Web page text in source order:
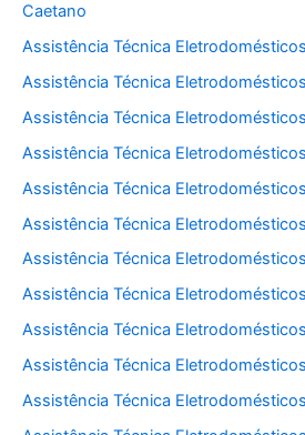
Caetano
Assistência Técnica
Assistência Técnica
Assistência Técnica
Assistência Técnica
Assistência Técnica
Assistência Técnica
Assistência Técnica
Assistência Técnica
Assistência Técnica
Assistência Técnica
Assistência Técnica